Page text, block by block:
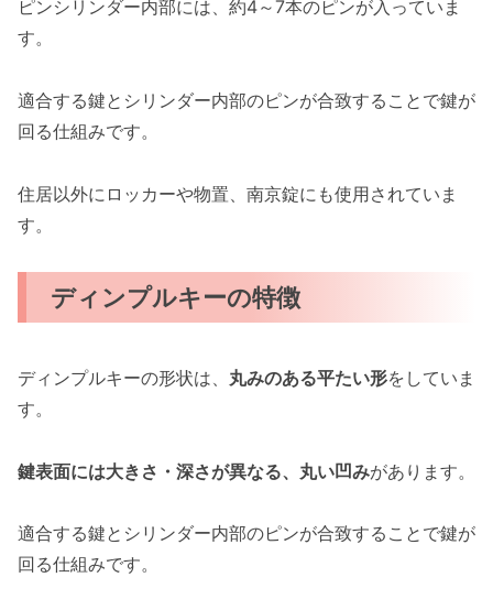
ピンシリンダー内部には、約4～7本のピンが入っていま
す。
適合する鍵とシリンダー内部のピンが合致することで鍵が
回る仕組みです。
住居以外にロッカーや物置、南京錠にも使用されていま
す。
ディンプルキーの特徴
ディンプルキーの形状は、 丸みのある平たい形をしていま
す。
鍵表面には大きさ・深さが異なる、丸い凹みがあります。
適合する鍵とシリンダー内部のピンが合致することで鍵が
回る仕組みです。